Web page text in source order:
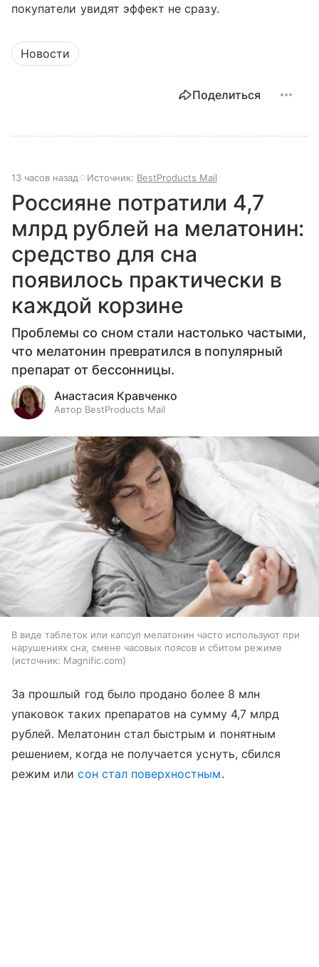
покупатели увидят эффект не сразу.
Новости
Поделиться
13 часов назад Источник: BestProducts Mail
Россияне потратили 4,7
млрд рублей на мелатонин:
средство для сна
появилось практически в
каждой корзине
Проблемы со сном стали настолько частыми,
что мелатонин превратился в популярный
препарат от бессонницы.
Анастасия Кравченко
Автор BestProducts Mail
В виде таблеток или капсул мелатонин часто используют при
нарушениях сна, смене часовых поясов и сбитом режиме
источник: Magnific.com
За прошлый год было продано более 8 млн
упаковок таких препаратов на сумму 4,7 млрд
рублей. Мелатонин стал быстрым и понятным
решением, когда не получается уснуть, сбился
режим илисон стал поверхностным.